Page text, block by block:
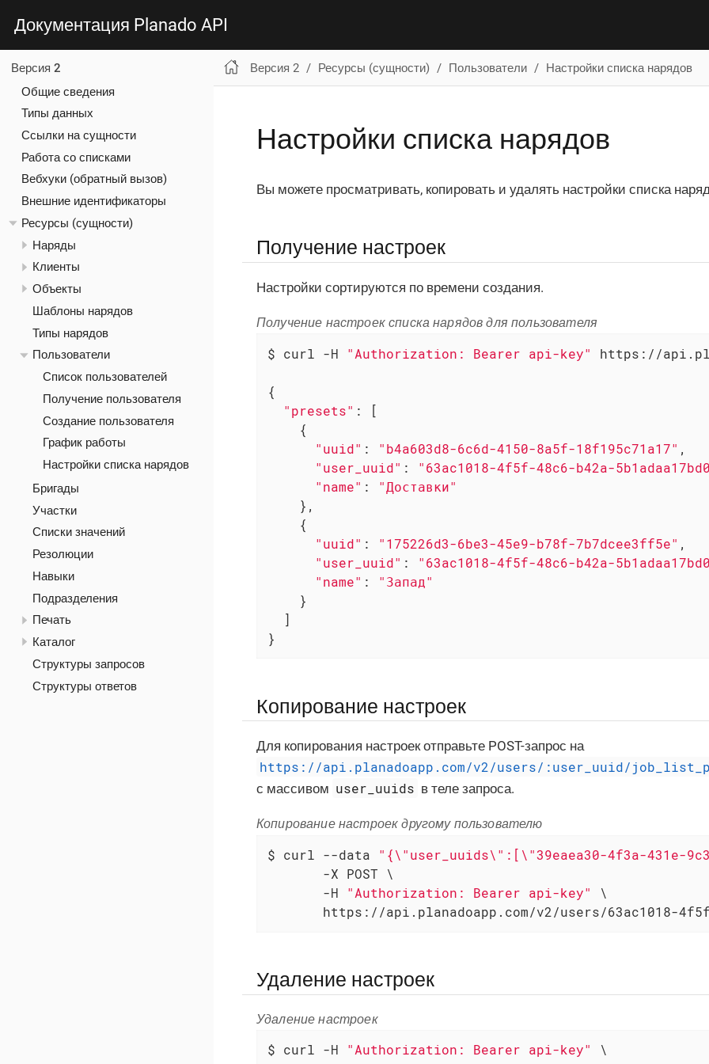
Документация Planado API
Версия 2
Общие сведения
Типы данных
Ссылки на сущности
Работа со списками
Вебхуки (обратный вызов)
Внешние идентификаторы
Ресурсы (сущности)
Наряды
Клиенты
Объекты
Шаблоны нарядов
Типы нарядов
Пользователи
Список пользователей
Получение пользователя
Создание пользователя
График работы
Настройки списка нарядов
Бригады
Участки
Списки значений
Резолюции
Навыки
Подразделения
Печать
Каталог
Структуры запросов
Структуры ответов
Версия 2 Ресурсы (сущности) Пользователи Настройки списка нарядов
Настройки списка нарядов
Вы можете просматривать, копировать и удалять настройки списка
Получение настроек
Настройки сортируются по времени создания.
Получение настроек списка нарядов для пользователя
$ curl -H "Authorization: Bearer api-key" https://
{
"presets" : [
    {
"uuid" : "b4a603d8-6c6d-4150-8a5f-18f195c71a17" ,
"user_uuid" : "63ac1018-4f5f-48c6-b42a-
"name" :
"Доставки"
    },
    {
"uuid" : "175226d3-6be3-45e9-b78f-7b7dcee3ff5e" ,
"user_uuid" : "63ac1018-4f5f-48c6-b42a-
"name" :
"Запад"
    }
  ]
}
Копирование настроек
Для копирования настроек отправьте POST-запрос на
https://api.planadoapp.com/v2/users/:user_uuid/
с массивом user_uuids в теле запроса.
Копирование настроек другому пользователю
$ curl --data "{\"user_uuids\":[\"39eaea30-4f3a-431e-
       -X POST \
       -H
"Authorization: Bearer api-key"
\
https://api.planadoapp.com/v2/users/63ac1018-
Удаление настроек
Удаление настроек
$ curl -H "Authorization: Bearer api-key"
\